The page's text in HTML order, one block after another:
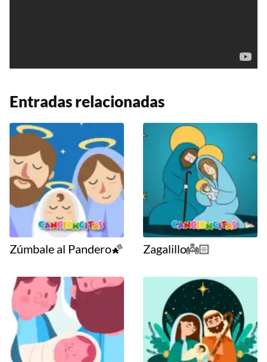
Entradas relacionadas
Zúmbale al Pandero🌠 Zagalillo👼🏻